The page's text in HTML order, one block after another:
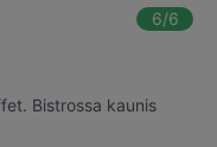
6/6
Bistrossa kaunis